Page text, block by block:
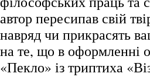
автор пересипав свій
навряд чи прикрасять
на те, що в оформленні
«Пекло» із триптиха